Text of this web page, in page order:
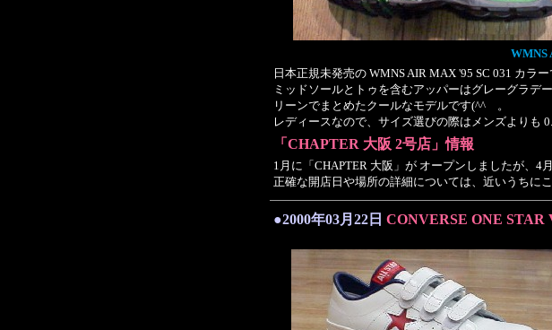
WMNS
日本正規未発売の WMNS AIR MAX '95 SC 031 カラー
ミッドソールとトゥを含むアッパーはグレーグラデ
リーンでまとめたクールなモデルです(^^ゞ。
レディースなので、サイズ選びの際はメンズよりも
「CHAPTER 大阪 2号店」情報
1月に「CHAPTER 大阪」が オープンしましたが、4
正確な開店日や場所の詳細については、近いうちに
●2000年03月22日 CONVERSE ONE STAR